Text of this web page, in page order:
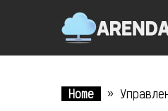
Home »